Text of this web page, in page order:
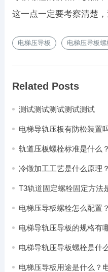
这一点一定要考察清楚
电梯压导板 电梯压导板螺
Related Posts
测试测试测试测试测试
电梯导轨压板有防松装置
轨道压板螺栓标准是什么
冷镦加工工艺是什么原理
T3轨道固定螺栓固定方法
电梯压导板螺栓怎么配置
电梯导轨压导板的规格有
电梯导轨压导板螺栓是什
电梯压导板用途是什么？